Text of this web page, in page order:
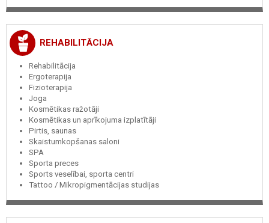
REHABILITĀCIJA
Rehabilitācija
Ergoterapija
Fizioterapija
Joga
Kosmētikas ražotāji
Kosmētikas un aprīkojuma izplatītāji
Pirtis, saunas
Skaistumkopšanas saloni
SPA
Sporta preces
Sports veselībai, sporta centri
Tattoo / Mikropigmentācijas studijas